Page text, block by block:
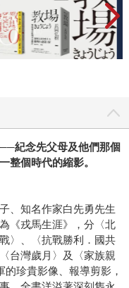
度出版風雲人物獲獎
，支持著生態多樣性、
整體、長遠發展，將
景氣低谷耕耘高峰的
、媒合平台，持續滋
場當下的同時，多往
靈魂投資，未知何日
們無價典範。 ◎年度
嚴酷競爭的台灣，賦予
子的主管、教練，壓
懼化為誘迫，有條件
足之地，家庭。小野
家庭心結，悲憫寬
對童稚青春的敬慕、
紀念先父母及他們那個
整個時代的縮影。
、知名作家白先勇先生
《戎馬生涯》，分〈北
〉、〈抗戰勝利．國共
台灣歲月〉及〈家族親
珍貴影像、報導剪影，